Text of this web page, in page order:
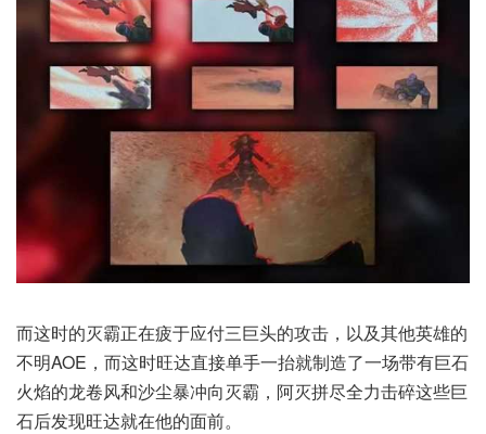
而这时的灭霸正在疲于应付三巨头的攻击，以及其他英雄的
不明AOE，而这时旺达直接单手一抬就制造了一场带有巨石
火焰的龙卷风和沙尘暴冲向灭霸，阿灭拼尽全力击碎这些巨
石后发现旺达就在他的面前。